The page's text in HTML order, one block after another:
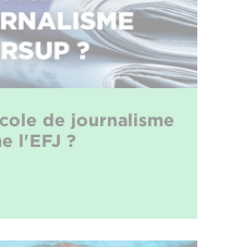
de journalisme
l'EFJ ?